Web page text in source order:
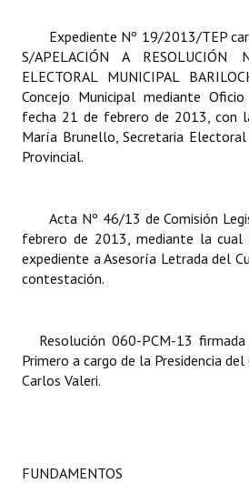
DOCUMENTOS
Informes de Gestión
Proyectos Presentados
Dictámenes Asesoría Letrada
Informes de Unidad Coordinadora
Ejecución Presupuestaria
NORMATIVA
Comunicaciones
Expediente Nº 19/2013/TEP
S/APELACIÓN A RESOLUCIÓN
ELECTORAL MUNICIPAL
Concejo Municipal mediante
fecha 21 de febrero de 2013, con
María Brunello, Secretaria
Provincial.
Acta Nº 46/13 de Comisión
febrero de 2013, mediante la
expediente a Asesoría Letrada del
contestación.
Resolución 060-PCM-13
Primero a cargo de la Presidencia del
Carlos Valeri.
FUNDAMENTOS